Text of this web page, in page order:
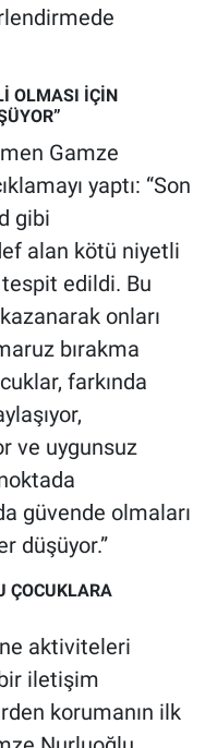
OLMASI İÇİN
Gamze
yaptı: “Son
gibi
alan kötü niyetli
edildi. Bu
onları
bırakma
farkında
ve uygunsuz
güvende olmaları
düşüyor.”
ÇOCUKLARA
aktiviteleri
iletişim
korumanın ilk